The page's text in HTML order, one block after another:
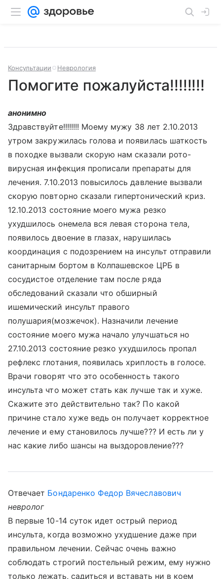
Консультации Неврология
Помогите пожалуйста!!!!!!!!
анонимно
Здравствуйте!!!!!!!! Моему мужу 38 лет 2.10.2013
утром закружилась голова и появилась шаткость
в походке вызвали скорую нам сказали рото-
вирусная инфекция прописали препараты для
лечения. 7.10.2013 повысилось давление вызвали
скорую повторно сказали гипертонический криз.
12.10.2013 состояние моего мужа резко
ухудшилось онемела вся левая сторона тела,
появилось двоение в глазах, нарушилась
координация с подозрением на инсульт отправили
санитарным бортом в Колпашевское ЦРБ в
сосудистое отделение там после ряда
обследований сказали что обширный
ишемический инсульт правого
полушария(мозжечок). Назначили лечение
состояние моего мужа начало улучшаться но
27.10.2013 состояние резко ухудшилось пропал
рефлекс глотания, появилась хриплость в голосе.
Врачи говорят что это особенность такого
инсульта что может стать как лучше так и хуже.
Скажите это действительно так? По какой
причине стало хуже ведь он получает корректное
лечение и ему становилось лучше??? И есть ли у
нас какие либо шансы на выздоровление???
Отвечает Бондаренко Федор Вячеславович
невролог
В первые 10-14 суток идет острый период
инсульта, когда возможно ухудшение даже при
правильном лечении. Сейчас очень важно
соблюдать строгий постельный режим, ему нужно
только лежать, садиться и вставать ни в коем